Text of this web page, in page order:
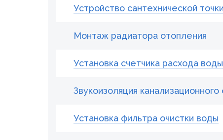
Устройство сантехнической
Монтаж радиатора отопления
Установка счетчика расхода воды
Звукоизоляция канализационного
Установка фильтра очистки воды